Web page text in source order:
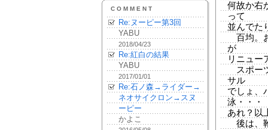
COMMENT
Re:ヌーピー第3回
YABU
2018/04/23
Re:紅白の結果
YABU
2017/01/01
Re:石ノ森→ライダー→
ネオサイクロン→スヌ
ーピー
かよこ
何故か右
って
並んでた
百均。
が
リニュー
スポー
サル
でしょ、
泳・・・
あれ？以
後は、